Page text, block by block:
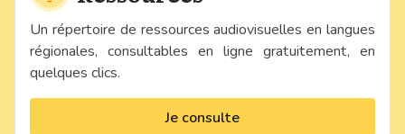
Un répertoire de ressources audiovisuelles en langues
régionales, consultables en ligne gratuitement, en
quelques clics.
Je consulte